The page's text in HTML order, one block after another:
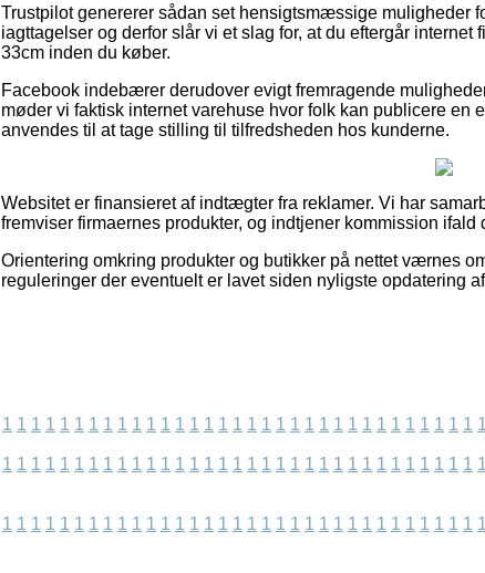
Trustpilot genererer sådan set hensigtsmæssige muligheder
iagttagelser og derfor slår vi et slag for, at du eftergår
33cm inden du køber.
Facebook indebærer derudover evigt fremragende
møder vi faktisk internet varehuse hvor folk kan publicere en
anvendes til at tage stilling til tilfredsheden hos kunderne.
Websitet er finansieret af indtægter fra reklamer. Vi har
fremviser firmaernes produkter, og indtjener kommission
Orientering omkring produkter og butikker på nettet værnes
reguleringer der eventuelt er lavet siden nyligste opdatering
1 1 1 1 1 1 1 1 1 1 1 1 1 1 1 1 1 1 1 1 1 1 1 1 1 1 1 1 1 1 1 1 1 1
1 1 1 1 1 1 1 1 1 1 1 1 1 1 1 1 1 1 1 1 1 1 1 1 1 1 1 1 1 1 1 1 1 1
1 1 1 1 1 1 1 1 1 1 1 1 1 1 1 1 1 1 1 1 1 1 1 1 1 1 1 1 1 1 1 1 1 1